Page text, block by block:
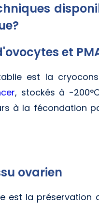
et
est la
, stockés à -
à la fécondation
ovarien
est la